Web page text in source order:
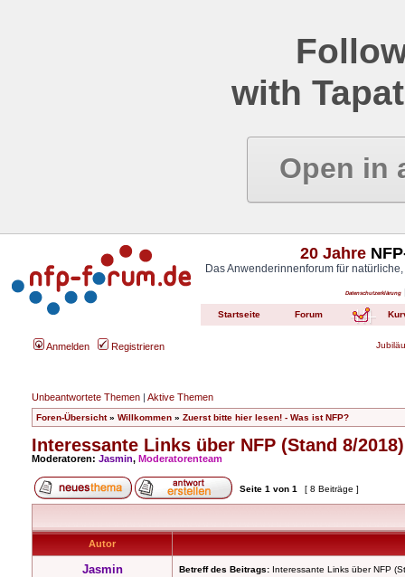
with
Open in
20 Jahre
Das Anwenderinnenforum für
Datenschutzerklärung
Startseite Forum
Anmelden Registrieren
Unbeantwortete Themen | Aktive Themen
Foren-Übersicht» Willkommen » Zuerst bitte hier lesen! - Was ist NFP?
Interessante Links über NFP (Stand 8/2018)
Moderatoren: Jasmin, Moderatorenteam
Seite 1 von 1 [ 8 Beiträge ]
Autor
Jasmin Betreff des Beitrags: Interessante Links über NFP